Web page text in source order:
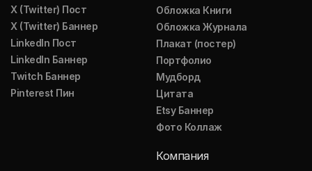
X (Twitter) Пост
X (Twitter) Баннер
LinkedIn Пост
LinkedIn Баннер
Twitch Баннер
Pinterest Пин
Обложка Книги
Обложка Журнала
Плакат (постер)
Портфолио
Мудборд
Цитата
Etsy Баннер
Фото Коллаж
Компания